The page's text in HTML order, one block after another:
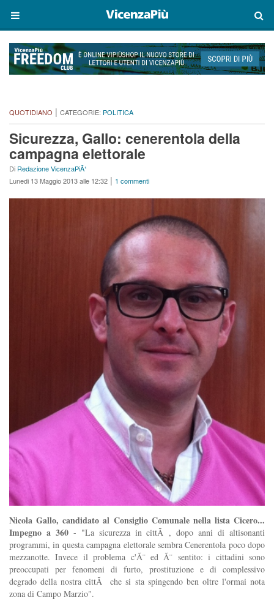
QUOTIDIANO | CATEGORIE: POLITICA
Sicurezza, Gallo: cenerentola della
campagna elettorale
Di Redazione VicenzaPiÃ¹
Lunedi 13 Maggio 2013 alle 12:32 | 1 commenti
Nicola Gallo, candidato al Consiglio Comunale nella lista Cicero...
Impegno a 360 - "La sicurezza in cittÃ , dopo anni di altisonanti
programmi, in questa campagna elettorale sembra Cenerentola poco dopo
mezzanotte. Invece il problema c'Ã¨ ed Ã¨ sentito: i cittadini sono
preoccupati per fenomeni di furto, prostituzione e di complessivo
degrado della nostra cittÃ che si sta spingendo ben oltre l'ormai nota
zona di Campo Marzio".